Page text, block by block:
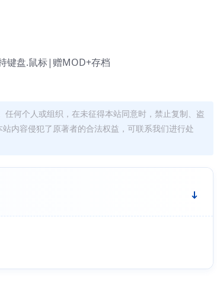
键盘.鼠标|赠MOD+存档
何个人或组织，在未征得本站同意时，禁止复制、盗
内容侵犯了原著者的合法权益，可联系我们进行处